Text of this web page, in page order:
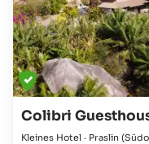
Colibri
Kleines Hotel · Praslin